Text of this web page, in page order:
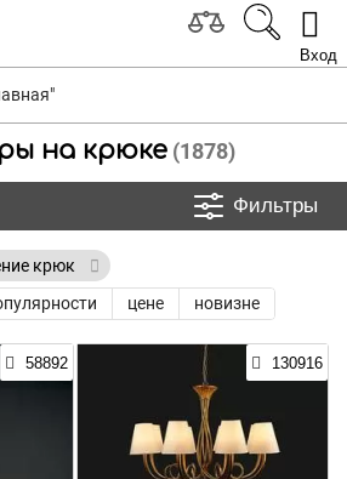
Вход
на крюке (1878)
Фильтры
крюк
цене новизне
58892 130916